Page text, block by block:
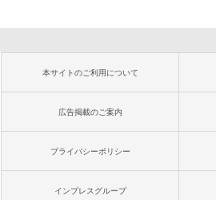
本サイトのご利用について
広告掲載のご案内
プライバシーポリシー
インプレスグループ